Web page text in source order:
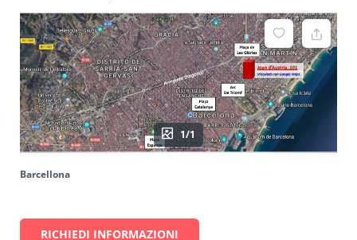
1/1
Barcellona
RICHIEDI INFORMAZIONI